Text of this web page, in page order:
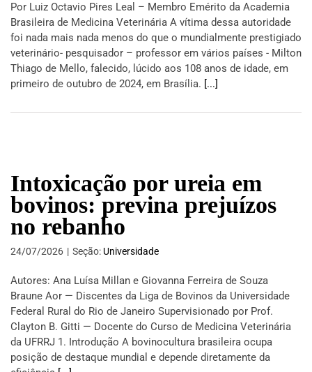
Por Luiz Octavio Pires Leal – Membro Emérito da Academia
Brasileira de Medicina Veterinária A vítima dessa autoridade
foi nada mais nada menos do que o mundialmente prestigiado
veterinário- pesquisador – professor em vários países - Milton
Thiago de Mello, falecido, lúcido aos 108 anos de idade, em
primeiro de outubro de 2024, em Brasília. [...]
Intoxicação por ureia em
bovinos: previna prejuízos
no rebanho
24/07/2026 | Seção: Universidade
Autores: Ana Luísa Millan e Giovanna Ferreira de Souza
Braune Aor — Discentes da Liga de Bovinos da Universidade
Federal Rural do Rio de Janeiro Supervisionado por Prof.
Clayton B. Gitti — Docente do Curso de Medicina Veterinária
da UFRRJ 1. Introdução A bovinocultura brasileira ocupa
posição de destaque mundial e depende diretamente da